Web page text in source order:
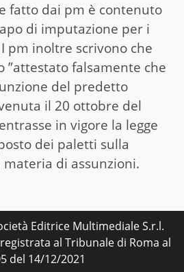
fatto dai pm è contenuto
di imputazione per i
pm inoltre scrivono che
”attestato falsamente che
del predetto
il 20 ottobre del
in vigore la legge
dei paletti sulla
materia di assunzioni.
Editrice Multimediale S.r.l.
al Tribunale di Roma al
del 14/12/2021